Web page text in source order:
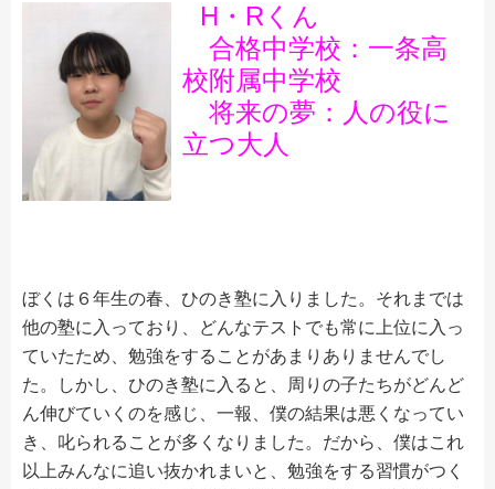
H・R くん
合格中学校：一条高
校附属中学校
将来の夢：人の役に
立つ大人
ぼくは６年生の春、ひのき塾に入りました。それまでは
他の塾に入っており、どんなテストでも常に上位に入っ
ていたため、勉強をすることがあまりありませんでし
た。しかし、ひのき塾に入ると、周りの子たちがどんど
ん伸びていくのを感じ、一報、僕の結果は悪くなってい
き、叱られることが多くなりました。だから、僕はこれ
以上みんなに追い抜かれまいと、勉強をする習慣がつく